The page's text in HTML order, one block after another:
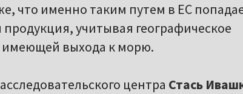
что именно таким путем в ЕС
учитывая географическое
выхода к морю.
центра Стась